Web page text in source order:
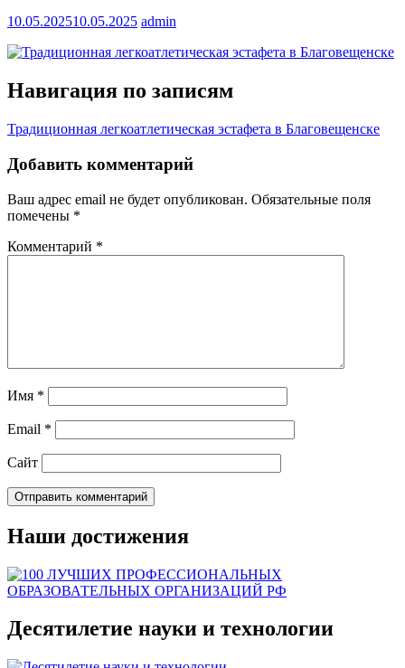
10.05.202510.05.2025 admin
Навигация по записям
Традиционная легкоатлетическая эстафета в Благовещенске
Добавить комментарий
Ваш адрес email не будет опубликован. Обязательные поля
помечены *
Комментарий *
Имя *
Email *
Сайт
Наши достижения
Десятилетие науки и технологии